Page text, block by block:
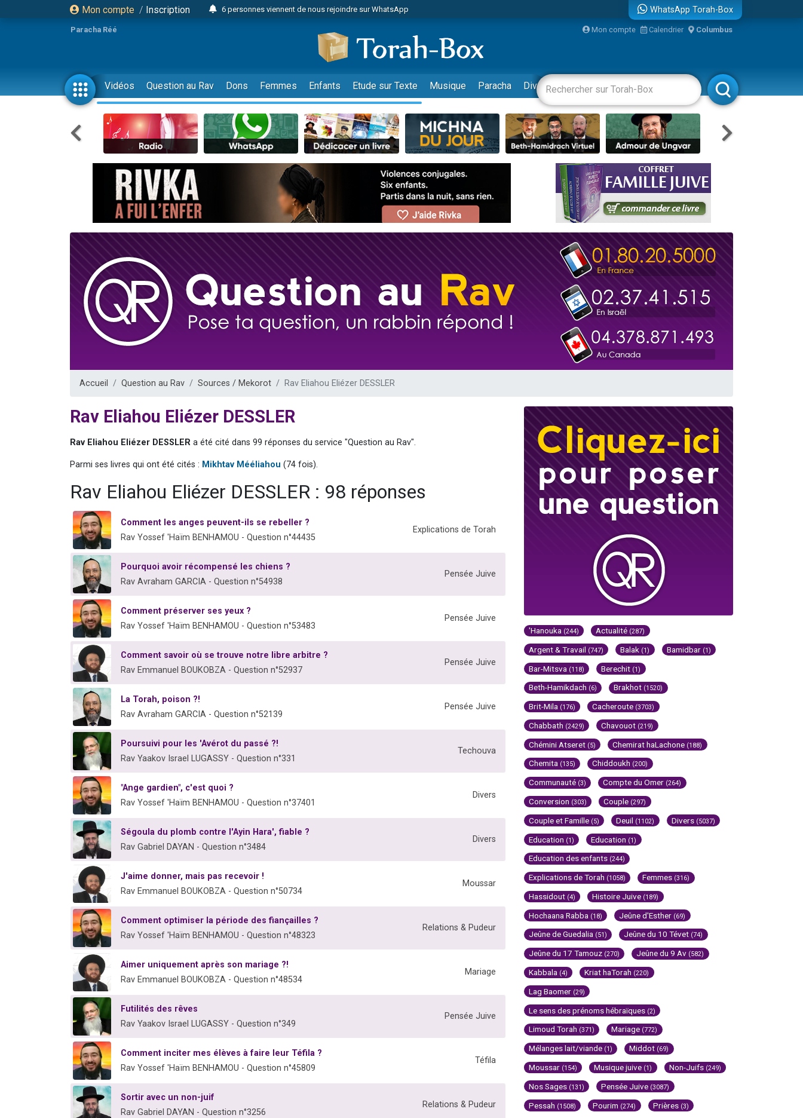
Mon compte / Inscription
6 personnes viennent de nous rejoindre sur WhatsApp
2 personnes viennent de faire un don pour 1 Journée de Vacances Pour les Enfants
17 personnes viennent de demander une bénédiction
4 personnes viennent de nous rejoindre sur WhatsApp
Il reste 49 places pour étudier en groupe sur Zoom
23 personnes viennent de faire un don pour Diane, 80 ans, dans un appartement insalubre
Eva vient de donner son Maasser
4 personnes viennent de nous rejoindre sur WhatsApp
3 personnes viennent de nous rejoindre sur WhatsApp
3 personnes viennent de faire un don pour 5 jours de vacances aux Orphelins
Odaya vient de donner son Maasser
13 personnes viennent de demander une bénédiction
2 personnes viennent de nous rejoindre sur WhatsApp
30 personnes viennent de faire un don pour Sauvez la jambe de Yohan
Il reste 49 places pour étudier en groupe sur Zoom
12 nouvelles musiques dans Torah-Box Music
3 personnes viennent de nous rejoindre sur WhatsApp
2 personnes viennent de nous rejoindre sur WhatsApp
WhatsApp Torah-Box
Paracha Réé Mon compte Calendrier Columbus
Vidéos Question au Rav Dons Femmes Enfants Etude sur Texte Musique Paracha Divertissements Livres Rabbanim
Accueil Question au Rav Sources / Mekorot Rav Eliahou Eliézer DESSLER
Rav Eliahou Eliézer DESSLER
Rav Eliahou Eliézer DESSLER a été cité dans 99 réponses du service "Question au Rav".
Parmi ses livres qui ont été cités : Mikhtav Mééliahou (74 fois).
Rav Eliahou Eliézer DESSLER : 98 réponses
Comment les anges peuvent-ils se rebeller ?
Rav Yossef 'Haïm BENHAMOU - Question n°44435
Explications de Torah
Pourquoi avoir récompensé les chiens ?
Rav Avraham GARCIA - Question n°54938
Pensée Juive
Comment préserver ses yeux ?
Rav Yossef 'Haïm BENHAMOU - Question n°53483
Pensée Juive
Comment savoir où se trouve notre libre arbitre ?
Rav Emmanuel BOUKOBZA - Question n°52937
Pensée Juive
La Torah, poison ?!
Rav Avraham GARCIA - Question n°52139
Pensée Juive
Poursuivi pour les 'Avérot du passé ?!
Rav Yaakov Israel LUGASSY - Question n°331
Techouva
"Ange gardien", c'est quoi ?
Rav Yossef 'Haïm BENHAMOU - Question n°37401
Divers
Ségoula du plomb contre l'Ayin Hara', fiable ?
Rav Gabriel DAYAN - Question n°3484
Divers
J'aime donner, mais pas recevoir !
Rav Emmanuel BOUKOBZA - Question n°50734
Moussar
Comment optimiser la période des fiançailles ?
Rav Yossef 'Haïm BENHAMOU - Question n°48323
Relations & Pudeur
Aimer uniquement après son mariage ?!
Rav Emmanuel BOUKOBZA - Question n°48534
Mariage
Futilités des rêves
Rav Yaakov Israel LUGASSY - Question n°349
Pensée Juive
Comment inciter mes élèves à faire leur Téfila ?
Rav Yossef 'Haïm BENHAMOU - Question n°45809
Téfila
Sortir avec un non-juif
Rav Gabriel DAYAN - Question n°3256
Relations & Pudeur
'Hanouka (244) Actualité (287)
Argent & Travail (747) Balak (1) Bamidbar (1)
Bar-Mitsva (118) Berechit (1)
Beth-Hamikdach (6) Brakhot (1520)
Brit-Mila (176) Cacheroute (3703)
Chabbath (2429) Chavouot (219)
Chémini Atseret (5) Chemirat haLachone (188)
Chemita (135) Chiddoukh (200)
Communauté (3) Compte du Omer (264)
Conversion (303) Couple (297)
Couple et Famille (5) Deuil (1102) Divers (5037)
Education (1) Education (1)
Education des enfants (244)
Explications de Torah (1058) Femmes (316)
Hassidout (4) Histoire Juive (189)
Hochaana Rabba (18) Jeûne d'Esther (69)
Jeûne de Guedalia (51) Jeûne du 10 Tévet (74)
Jeûne du 17 Tamouz (270) Jeûne du 9 Av (582)
Kabbala (4) Kriat haTorah (220)
Lag Baomer (29)
Le sens des prénoms hébraïques (2)
Limoud Torah (371) Mariage (772)
Mélanges lait/viande (1) Middot (69)
Moussar (154) Musique juive (1) Non-Juifs (249)
Nos Sages (131) Pensée Juive (3087)
Pessah (1508) Pourim (274) Prières (3)